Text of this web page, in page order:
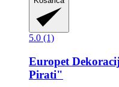
5.0 (1)
Europet
Pirati"